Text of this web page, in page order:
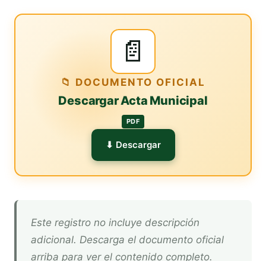
📄
📁 DOCUMENTO OFICIAL
Descargar Acta Municipal
PDF
⬇ Descargar
Este registro no incluye descripción
adicional. Descarga el documento oficial
arriba para ver el contenido completo.